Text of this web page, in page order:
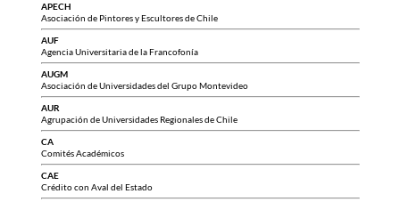
APECH
Asociación de Pintores y Escultores de Chile
AUF
Agencia Universitaria de la Francofonía
AUGM
Asociación de Universidades del Grupo Montevideo
AUR
Agrupación de Universidades Regionales de Chile
CA
Comités Académicos
CAE
Crédito con Aval del Estado